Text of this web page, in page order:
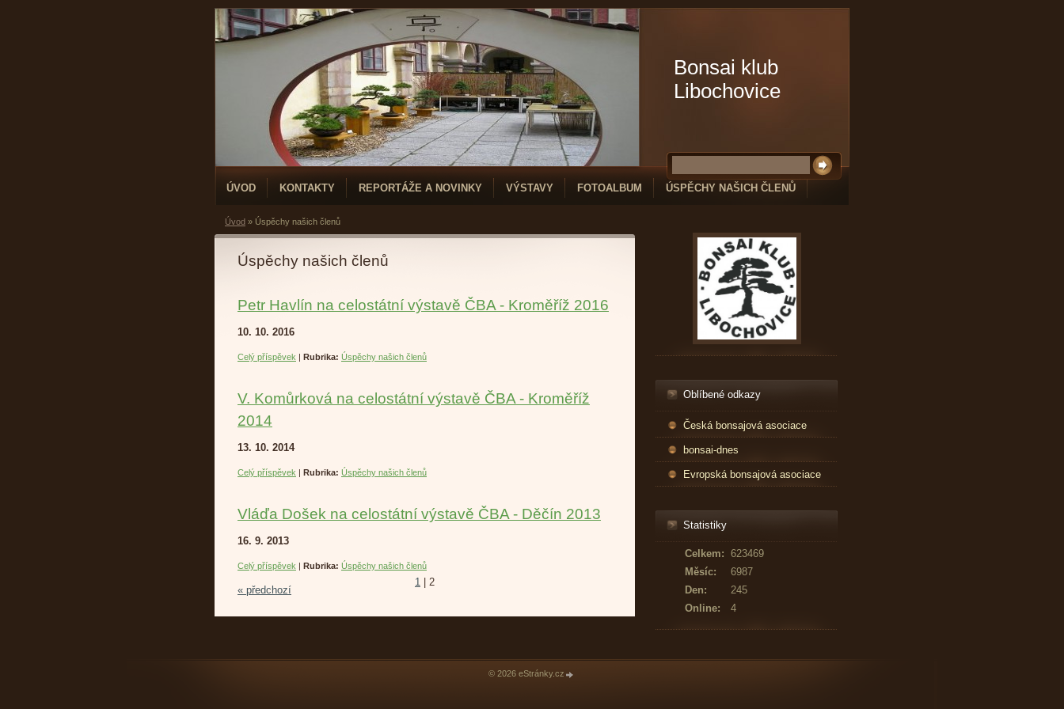
Bonsai klub
Libochovice
ÚVOD KONTAKTY REPORTÁŽE A NOVINKY VÝSTAVY FOTOALBUM ÚSPĚCHY NAŠICH ČLENŮ
Úvod » Úspěchy našich členů
Úspěchy našich členů
Petr Havlín na celostátní výstavě ČBA - Kroměříž 2016
10. 10. 2016
Celý příspěvek | Rubrika: Úspěchy našich členů
V. Komůrková na celostátní výstavě ČBA - Kroměříž
2014
13. 10. 2014
Celý příspěvek | Rubrika: Úspěchy našich členů
Vláďa Došek na celostátní výstavě ČBA - Děčín 2013
16. 9. 2013
Celý příspěvek | Rubrika: Úspěchy našich členů
« předchozí
1 2
Oblíbené odkazy
Česká bonsajová asociace
bonsai-dnes
Evropská bonsajová asociace
Statistiky
Online: 4
Celkem: 623469
Měsíc:
6987
Den:
245
© 2026 eStránky.cz